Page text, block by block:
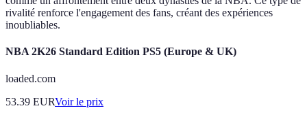
rivalité renforce l'engagement des fans, créant des expériences
inoubliables.
NBA 2K26 Standard Edition PS5 (Europe & UK)
loaded.com
53.39 EURVoir le prix